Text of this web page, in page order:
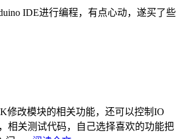
IDE进行编程，有点心动，遂买了些
修改模块的相关功能，还可以控制IO
相关测试代码，自己选择喜欢的功能把